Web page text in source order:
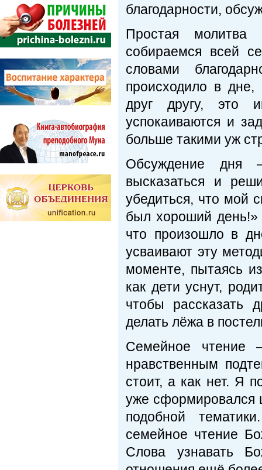
благодарности,
Простая молитва
собираемся всей
словами
происходило в дне,
друг другу, это
успокаиваются и
больше такими уж
Обсуждение дня
высказаться и
убедиться, что мой
был хороший день!»
что произошло в
усваивают эту
моменте, пытаясь
как дети уснут,
чтобы рассказать
делать лёжа в
Семейное чтение
нравственным
стоит, а как нет. Я
уже сформировался
подобной
семейное чтение
Слова узнавать